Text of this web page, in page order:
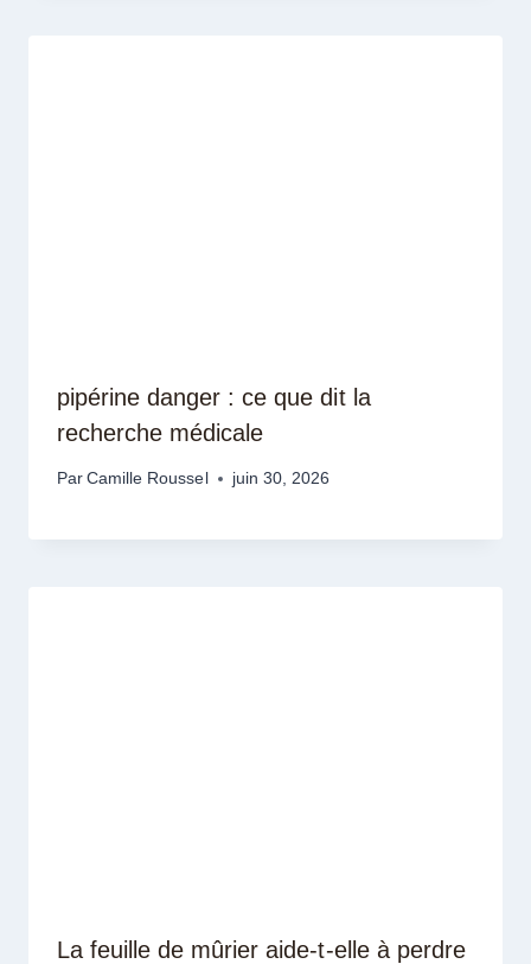
pipérine danger : ce que dit la
recherche médicale
Par Camille Roussel juin 30, 2026
La feuille de mûrier aide-t-elle à perdre